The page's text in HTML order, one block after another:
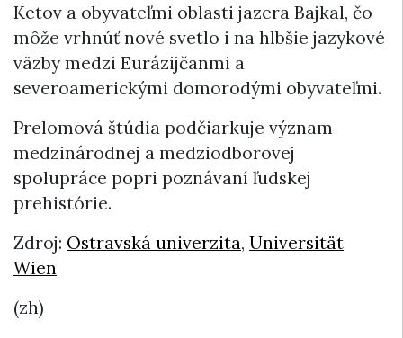
Ketov a obyvateľmi oblasti jazera Bajkal, čo
môže vrhnúť nové svetlo i na hlbšie jazykové
väzby medzi Eurázijčanmi a
severoamerickými domorodými obyvateľmi.
Prelomová štúdia podčiarkuje význam
medzinárodnej a medziodborovej
spolupráce popri poznávaní ľudskej
prehistórie.
Zdroj: Ostravská univerzita, Universität
Wien
(zh)